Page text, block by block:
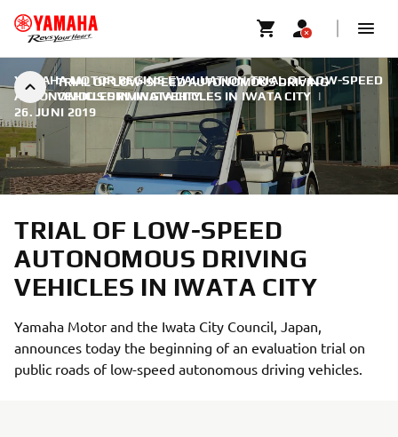
TRIAL OF LOW-SPEED AUTONOMOUS DRIVING
VEHICLES IN IWATA CITY
YAMAHA MOTOR BEGINS EVALUATION TRIAL OF LOW-SPEED
AUTONOMOUS DRIVING VEHICLES IN IWATA CITY |
26. JUNI 2019
TRIAL OF LOW-SPEED
AUTONOMOUS DRIVING
VEHICLES IN IWATA CITY
Yamaha Motor and the Iwata City Council, Japan,
announces today the beginning of an evaluation trial on
public roads of low-speed autonomous driving vehicles.